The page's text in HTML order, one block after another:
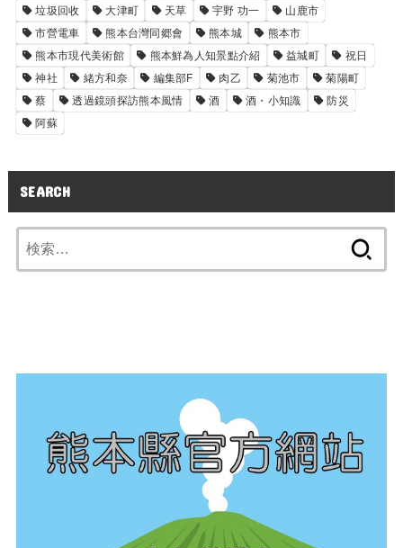
垃圾回收
大津町 天草 宇野 功一
山鹿市
市營電車
熊本台灣同郷會 熊本城
熊本市
熊本市現代美術館
熊本鮮為人知景點介紹 益城町
祝日
神社
緒方和奈 編集部F 肉乙 菊池市
菊陽町
蔡
透過鏡頭探訪熊本風情 酒 酒・小知識
防災
阿蘇
SEARCH
索: